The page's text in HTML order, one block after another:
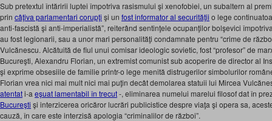
Sub pretextul întăririi luptei împotriva rasismului şi xenofobiei, un subaltern al
prin câţiva parlamentari corupţi şi un fost informator al securităţii o lege
anti-fascistă şi anti-imperialistă”, reiterând sentinţele ocupanţilor bolşevici
au fost legionarii, sau a unor mari personalităţi condamnate pentru “crime de
Vulcănescu. Alcătuită de fiul unui comisar ideologic sovietic, fost “profesor” de
Bucureşti, Alexandru Florian, un extremist comunist sub acoperire de director al
şi exprime obsesiile de familie printr-o lege menită distrugerilor simbolurilor
Florian vrea nici mai mult nici mai puţin decât demolarea statuii lui Mircea
atentati-a eşuat lamentabil în trecut-, eliminarea numelui marelui filosof dat în
Bucureşti şi interzicerea oricăror lucrări publicistice despre viaţa şi opera sa,
cauză, în care este interzisă apologia “criminalilor de război”.